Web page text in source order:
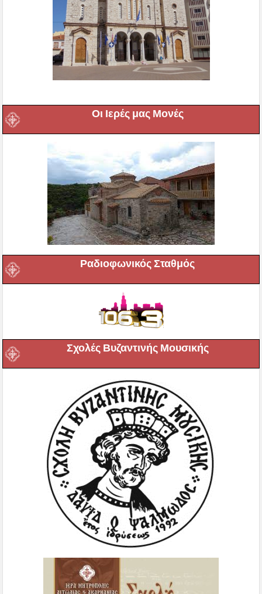
Οι Ιερές μας Μονές
Ραδιοφωνικός Σταθμός
Σχολές Βυζαντινής Μουσικής